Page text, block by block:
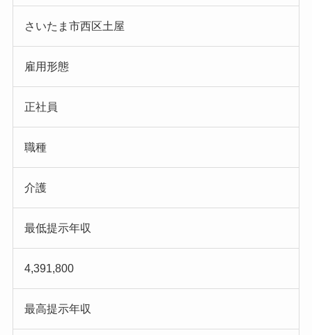
さいたま市西区土屋
雇用形態
正社員
職種
介護
最低提示年収
4,391,800
最高提示年収